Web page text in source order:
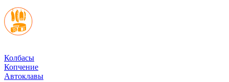
Колбасы
Копчение
Автоклавы